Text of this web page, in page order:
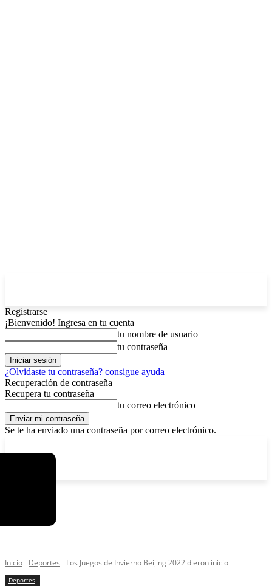
Registrarse
¡Bienvenido! Ingresa en tu cuenta
tu nombre de usuario
tu contraseña
¿Olvidaste tu contraseña? consigue ayuda
Recuperación de contraseña
Recupera tu contraseña
tu correo electrónico
Se te ha enviado una contraseña por correo electrónico.
Inicio Deportes Los Juegos de Invierno Beijing 2022 dieron inicio
Deportes